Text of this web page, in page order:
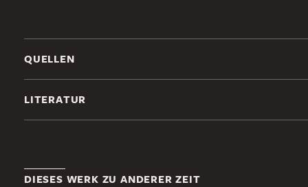
QUELLEN
LITERATUR
DIESES WERK ZU ANDERER ZEIT